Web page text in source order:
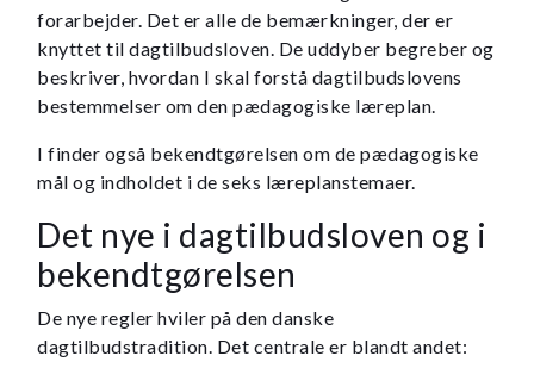
forarbejder. Det er alle de bemærkninger, der er
knyttet til dagtilbudsloven. De uddyber begreber og
beskriver, hvordan I skal forstå dagtilbudslovens
bestemmelser om den pædagogiske læreplan.
I finder også bekendtgørelsen om de pædagogiske
mål og indholdet i de seks læreplanstemaer.
Det nye i dagtilbudsloven og i
bekendtgørelsen
De nye regler hviler på den danske
dagtilbudstradition. Det centrale er blandt andet: